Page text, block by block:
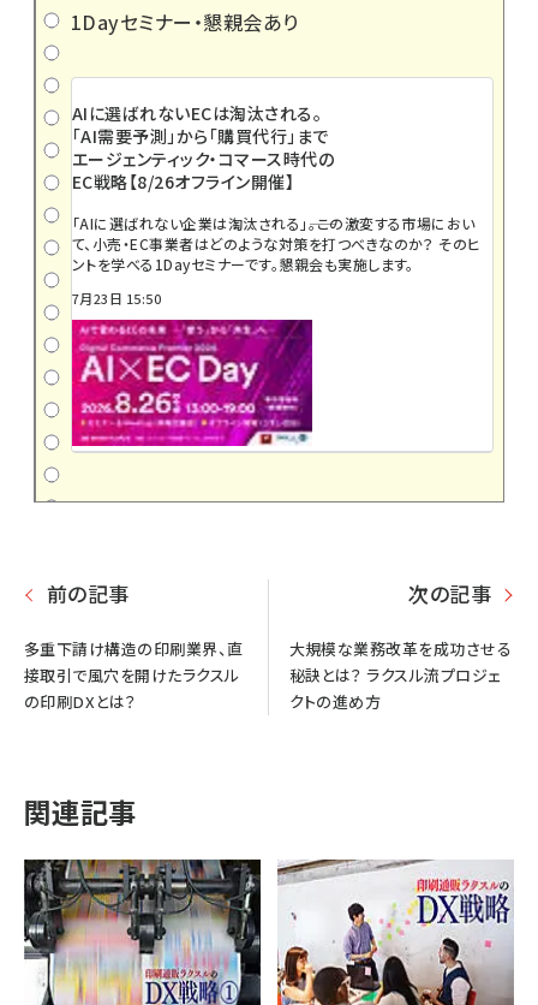
1Dayセミナー・懇親会あり
AIに選ばれないECは淘汰される。
「AI需要予測」から「購買代行」まで
エージェンティック・コマース時代の
EC戦略【8/26オフライン開催】
「AIに選ばれない企業は淘汰される」――。この激変する市場におい
て、小売・EC事業者はどのような対策を打つべきなのか？ そのヒ
ントを学べる1Dayセミナーです。懇親会も実施します。
7月23日 15:50
前の記事
多重下請け構造の印刷業界、直
接取引で風穴を開けたラクスル
の印刷DXとは？
次の記事
大規模な業務改革を成功させる
秘訣とは？ ラクスル流プロジェ
クトの進め方
関連記事